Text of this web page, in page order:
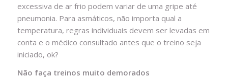
excessiva de ar frio podem variar de uma gripe até
pneumonia. Para asmáticos, não importa qual a
temperatura, regras individuais devem ser levadas em
conta e o médico consultado antes que o treino seja
iniciado, ok?
Não faça treinos muito demorados